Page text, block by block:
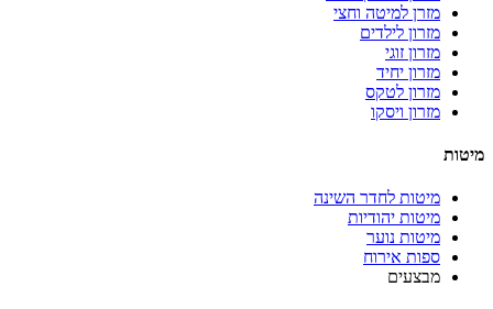
מזרן למיטה וחצי
מזרון לילדים
מזרון זוגי
מזרון יחיד
מזרון לטקס
מזרון ויסקו
מיטות
מיטות לחדר השינה
מיטות יהודיות
מיטות נוער
ספות אירוח
מבצעים